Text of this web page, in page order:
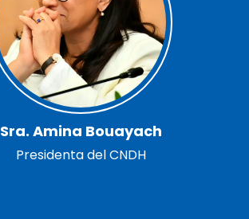
Sra. Amina Bouayach
Presidenta del CNDH